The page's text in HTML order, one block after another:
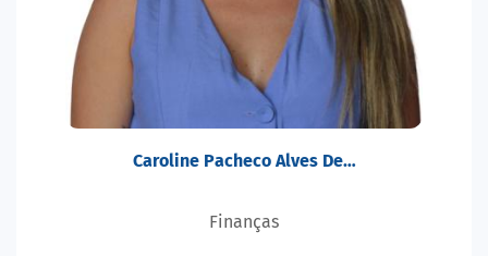
Caroline Pacheco Alves De…
Finanças